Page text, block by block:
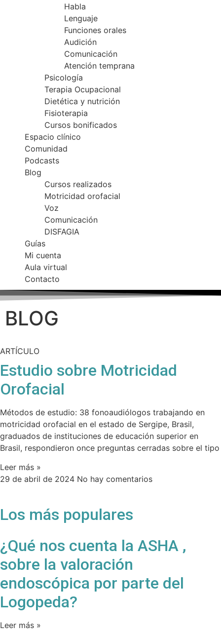
Habla
Lenguaje
Funciones orales
Audición
Comunicación
Atención temprana
Psicología
Terapia Ocupacional
Dietética y nutrición
Fisioterapia
Cursos bonificados
Espacio clínico
Comunidad
Podcasts
Blog
Cursos realizados
Motricidad orofacial
Voz
Comunicación
DISFAGIA
Guías
Mi cuenta
Aula virtual
Contacto
BLOG
ARTÍCULO
Estudio sobre Motricidad
Orofacial
Métodos de estudio: 38 fonoaudiólogos trabajando en
motricidad orofacial en el estado de Sergipe, Brasil,
graduados de instituciones de educación superior en
Brasil, respondieron once preguntas cerradas sobre el tipo
Leer más »
29 de abril de 2024 No hay comentarios
Los más populares
¿Qué nos cuenta la ASHA ,
sobre la valoración
endoscópica por parte del
Logopeda?
Leer más »